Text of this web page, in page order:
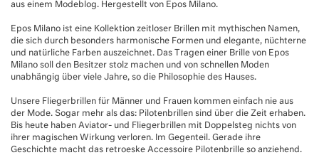
aus einem Modeblog. Hergestellt von Epos Milano.
Epos Milano ist eine Kollektion zeitloser Brillen mit mythischen Namen,
die sich durch besonders harmonische Formen und elegante, nüchterne
und natürliche Farben auszeichnet. Das Tragen einer Brille von Epos
Milano soll den Besitzer stolz machen und von schnellen Moden
unabhängig über viele Jahre, so die Philosophie des Hauses.
Unsere Fliegerbrillen für Männer und Frauen kommen einfach nie aus
der Mode. Sogar mehr als das: Pilotenbrillen sind über die Zeit erhaben.
Bis heute haben Aviator- und Fliegerbrillen mit Doppelsteg nichts von
ihrer magischen Wirkung verloren. Im Gegenteil. Gerade ihre
Geschichte macht das retroeske Accessoire Pilotenbrille so anziehend.